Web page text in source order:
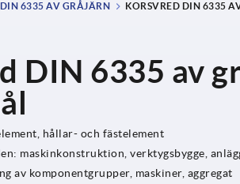
6335 AV GRÅJÄRN KORSVRED DIN 6335
DIN 6335 av
hållar- och fästelement
maskinkonstruktion, verktygsbygge,
av komponentgrupper, maskiner, aggregat